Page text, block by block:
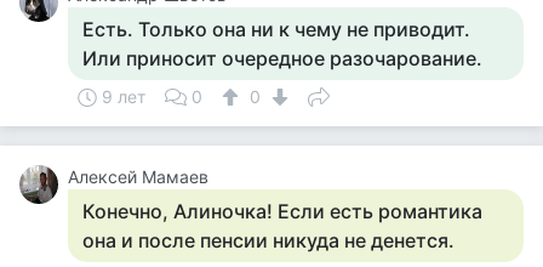
Есть. Только она ни к чему не приводит.
Или приносит очередное разочарование.
9 лет 0 0
Алексей Мамаев
Конечно, Алиночка! Если есть романтика
она и после пенсии никуда не денется.